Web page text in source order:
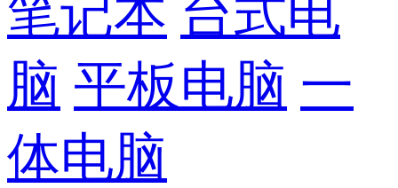
笔记本 台式电
脑 平板电脑 一
体电脑